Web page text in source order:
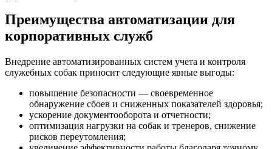
Преимущества автоматизации для
корпоративных служб
Внедрение автоматизированных систем учета и контроля
служебных собак приносит следующие явные выгоды:
повышение безопасности — своевременное
обнаружение сбоев и сниженных показателей здоровья;
ускорение документооборота и отчетности;
оптимизация нагрузки на собак и тренеров, снижение
рисков переутомления;